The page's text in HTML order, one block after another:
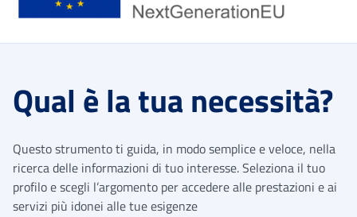
Qual è la tua necessità?
Questo strumento ti guida, in modo semplice e veloce, nella
ricerca delle informazioni di tuo interesse. Seleziona il tuo
profilo e scegli l’argomento per accedere alle prestazioni e ai
servizi più idonei alle tue esigenze